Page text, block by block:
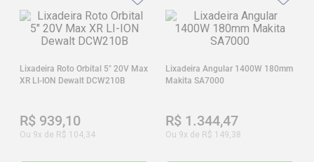
Lixadeira Roto Orbital 5" 20V Max
XR LI-ION Dewalt DCW210B
R$ 939,10
Ou 9x de R$ 104,34
Lixadeira Angular 1400W 180mm
Makita SA7000
R$ 1.344,47
Ou 9x de R$ 149,38